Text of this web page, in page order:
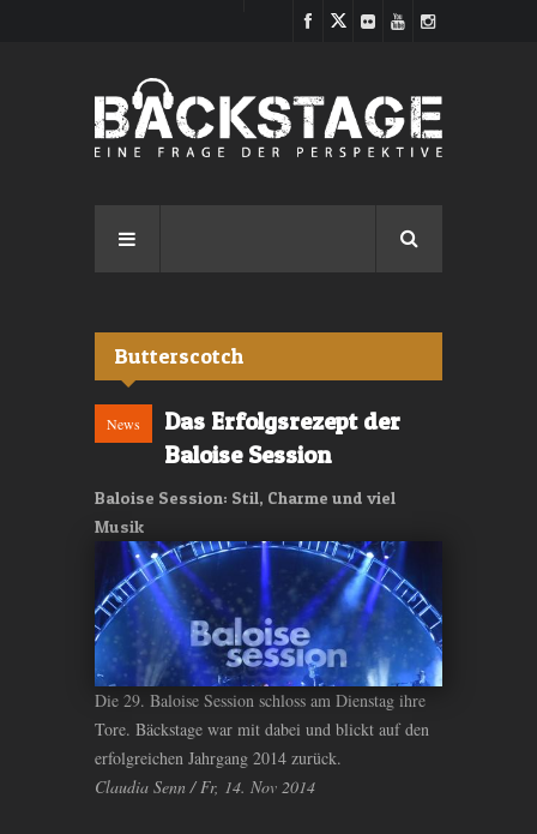
Butterscotch
News
Das Erfolgsrezept der
Baloise Session
Baloise Session: Stil, Charme und viel
Musik
Die 29. Baloise Session schloss am Dienstag ihre
Tore. Bäckstage war mit dabei und blickt auf den
erfolgreichen Jahrgang 2014 zurück.
Claudia Senn / Fr, 14. Nov 2014